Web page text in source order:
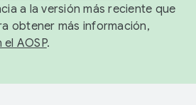
a la versión más reciente que
obtener más información,
AOSP.